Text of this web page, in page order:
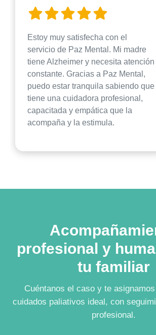
Estoy muy satisfecha con el
servicio de Paz Mental. Mi madre
tiene Alzheimer y necesita atención
constante. Gracias a Paz Mental,
puedo estar tranquila sabiendo que
tiene una cuidadora profesional,
capacitada y empática que la
acompaña y la estimula.
profesional y
tu familiar
Cuéntanos el caso y te
cuidados paliativos ideal, con
profesional.